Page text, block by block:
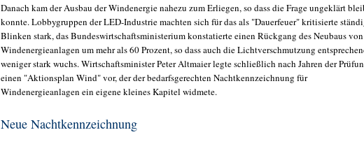
Danach kam der Ausbau der Windenergie nahezu zum Erliegen, so dass die Frage ungeklärt
konnte. Lobbygruppen der LED-Industrie machten sich für das als "Dauerfeuer" kritisierte
Blinken stark, das Bundeswirtschaftsministerium konstatierte einen Rückgang des Neubaus von
Windenergieanlagen um mehr als 60 Prozent, so dass auch die Lichtverschmutzung
weniger stark wuchs. Wirtschaftsminister Peter Altmaier legte schließlich nach Jahren der
einen "Aktionsplan Wind" vor, der der bedarfsgerechten Nachtkennzeichnung für
Windenergieanlagen ein eigene kleines Kapitel widmete.
Neue Nachtkennzeichnung